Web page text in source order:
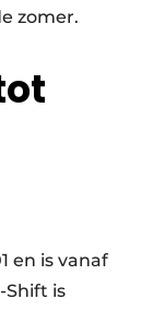
zomer.
en is vanaf
is